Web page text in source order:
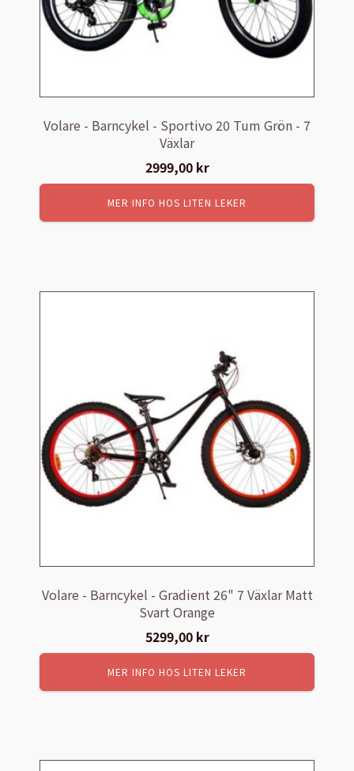
Volare - Barncykel - Sportivo 20 Tum Grön - 7
Växlar
2999,00 kr
MER INFO HOS LITEN LEKER
Volare - Barncykel - Gradient 26" 7 Växlar Matt
Svart Orange
5299,00 kr
MER INFO HOS LITEN LEKER